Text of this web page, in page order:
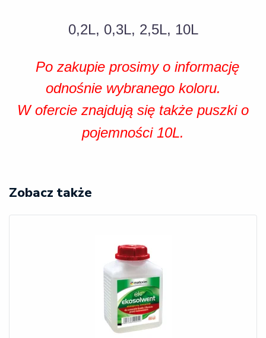
0,2L, 0,3L, 2,5L, 10L
Po zakupie prosimy o informację
odnośnie wybranego koloru.
W ofercie znajdują się także puszki o
pojemności 10L.
Zobacz także